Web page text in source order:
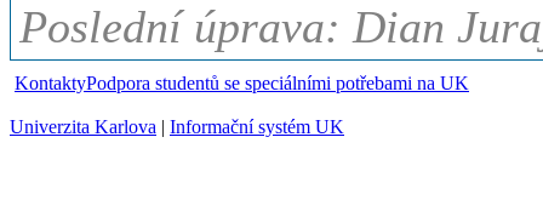
Poslední úprava: Dian
KontaktyPodpora studentů se speciálními potřebami na UK
Univerzita Karlova | Informační systém UK